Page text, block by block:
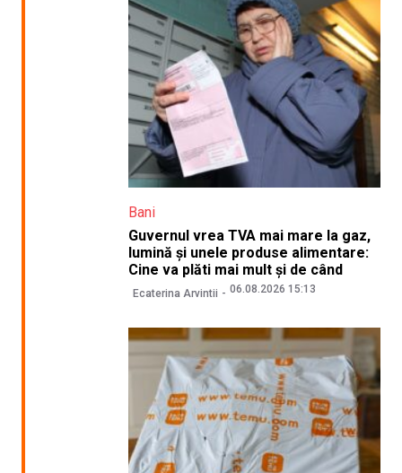
Bani
Guvernul vrea TVA mai mare la gaz,
lumină și unele produse alimentare:
Cine va plăti mai mult și de când
Ecaterina Arvintii 06.08.2026 15:13